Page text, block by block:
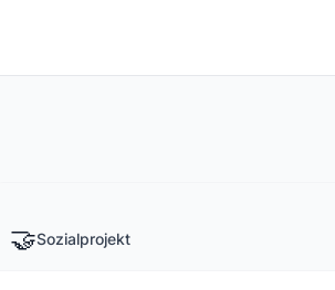
🤝Sozialprojekt